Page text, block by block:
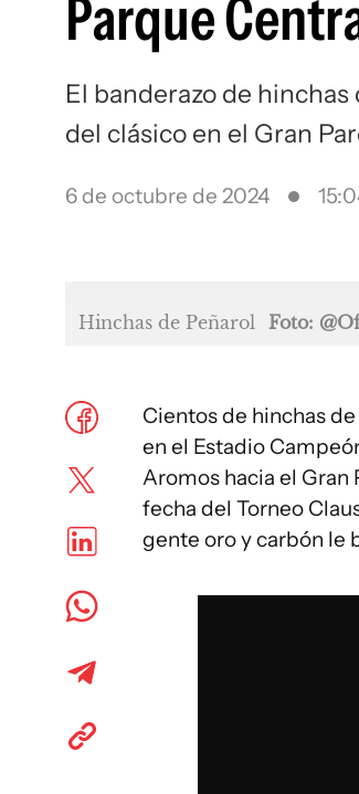
Parque
El banderazo de
del clásico en el Gran
6 de octubre de 2024
Hinchas de Peñarol Foto:
Cientos de hinchas de
en el Estadio
Aromos hacia el Gran
fecha del Torneo
gente oro y carbón le